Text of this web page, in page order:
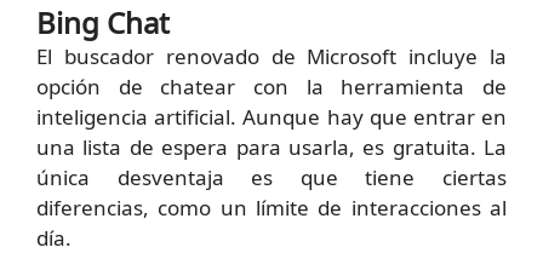
Bing Chat
El buscador renovado de Microsoft incluye la
opción de chatear con la herramienta de
inteligencia artificial. Aunque hay que entrar en
una lista de espera para usarla, es gratuita. La
única desventaja es que tiene ciertas
diferencias, como un límite de interacciones al
día.